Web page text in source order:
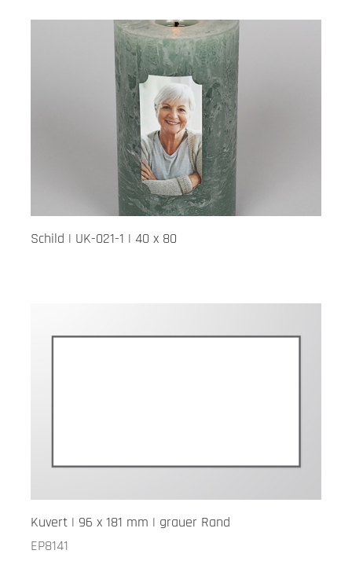
Schild | UK-021-1 | 40 x 80
Kuvert | 96 x 181 mm | grauer Rand
EP8141